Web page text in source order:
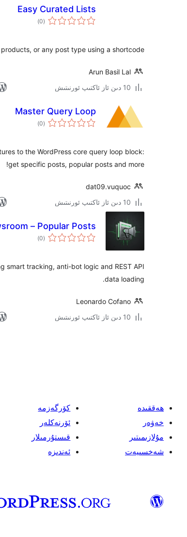
Easy Curated Lists
(0 ئومۇمىي
دەرىجە
)
or any post type using a shortcode.
Arun Basil Lal
10 دىن ئاز ئاكتىپ ئورنىتىش
Master Query Loop
(0 ئومۇمىي
دەرىجە
)
to the WordPress core query loop block:
get specific posts, popular posts and more!
dat09.vuquoc
10 دىن ئاز ئاكتىپ ئورنىتىش
– Popular Posts
(0 ئومۇمىي
دەرىجە
)
smart tracking, anti-bot logic and REST API
data loading.
Leonardo Cofano
10 دىن ئاز ئاكتىپ ئورنىتىش
ھەققىدە
خەۋەر
مۇلازىمىتىر
شەخسىيەت
كۆرگەزمە
ئۆرنەكلەر
قىستۇرمىلار
ئەندىزە